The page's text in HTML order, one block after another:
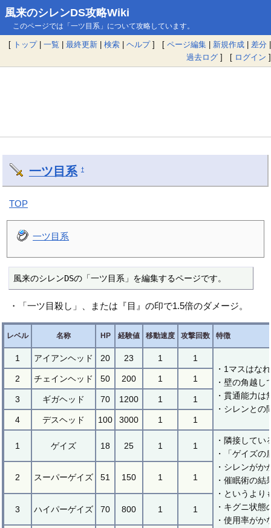
風来のシレンDS攻略Wiki
このページでは「一ツ目系」について攻略しています。
[ トップ| 一覧 | 最終更新 | 検索 | ヘルプ] [ ページ編集 | 新規作成 | 差分 |
過去ログ ] [ ログイン ]
一ツ目系 †
TOP
一ツ目系
風来のシレンDSの「一ツ目系」を編集するページです。
・「一ツ目殺し」、または『目』の印で1.5倍のダメージ。
レベル 名称 HP 経験値 移動速度 攻撃回数 特徴
1 アイアンヘッド 20 23 1
1
・1マスはな
・壁の角越し
・貫通能力は
・シレンとの
2 チェインヘッド 50 200 1 1
3 ギガヘッド 70 1200 1 1
4 デスヘッド 100 3000 1 1
1 ゲイズ 18 25 1 1
・隣接して
・「ゲイズ
・シレンが
・催眠術の
・というよ
・キグニ状
・使用率が
2 スーパーゲイズ 51 150 1 1
3 ハイパーゲイズ 70 800 1 1